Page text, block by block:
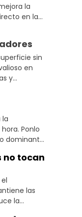
la
en la
aquí
sin
en
y
renunciar
la
Ponlo
dominante
de más
no tocan
las
la